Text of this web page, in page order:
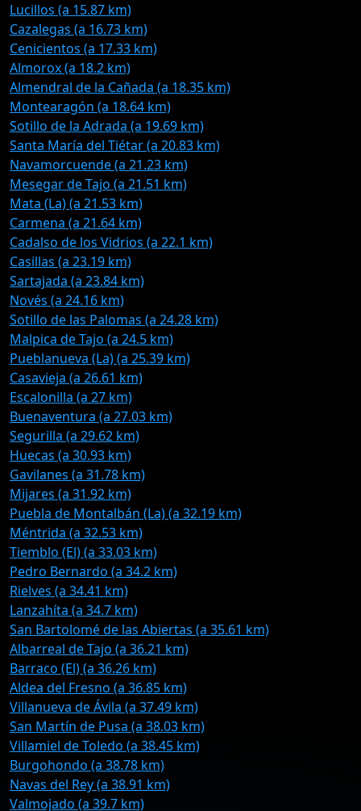
Lucillos (a 15.87 km)
Cazalegas (a 16.73 km)
Cenicientos (a 17.33 km)
Almorox (a 18.2 km)
Almendral de la Cañada (a 18.35 km)
Montearagón (a 18.64 km)
Sotillo de la Adrada (a 19.69 km)
Santa María del Tiétar (a 20.83 km)
Navamorcuende (a 21.23 km)
Mesegar de Tajo (a 21.51 km)
Mata (La) (a 21.53 km)
Carmena (a 21.64 km)
Cadalso de los Vidrios (a 22.1 km)
Casillas (a 23.19 km)
Sartajada (a 23.84 km)
Novés (a 24.16 km)
Sotillo de las Palomas (a 24.28 km)
Malpica de Tajo (a 24.5 km)
Pueblanueva (La) (a 25.39 km)
Casavieja (a 26.61 km)
Escalonilla (a 27 km)
Buenaventura (a 27.03 km)
Segurilla (a 29.62 km)
Huecas (a 30.93 km)
Gavilanes (a 31.78 km)
Mijares (a 31.92 km)
Puebla de Montalbán (La) (a 32.19 km)
Méntrida (a 32.53 km)
Tiemblo (El) (a 33.03 km)
Pedro Bernardo (a 34.2 km)
Rielves (a 34.41 km)
Lanzahíta (a 34.7 km)
San Bartolomé de las Abiertas (a 35.61 km)
Albarreal de Tajo (a 36.21 km)
Barraco (El) (a 36.26 km)
Aldea del Fresno (a 36.85 km)
Villanueva de Ávila (a 37.49 km)
San Martín de Pusa (a 38.03 km)
Villamiel de Toledo (a 38.45 km)
Burgohondo (a 38.78 km)
Navas del Rey (a 38.91 km)
Valmojado (a 39.7 km)